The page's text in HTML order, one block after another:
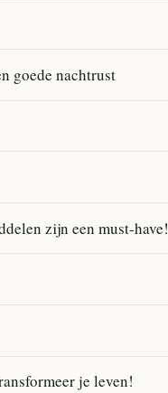
goede nachtrust
zijn een must-have!
je leven!